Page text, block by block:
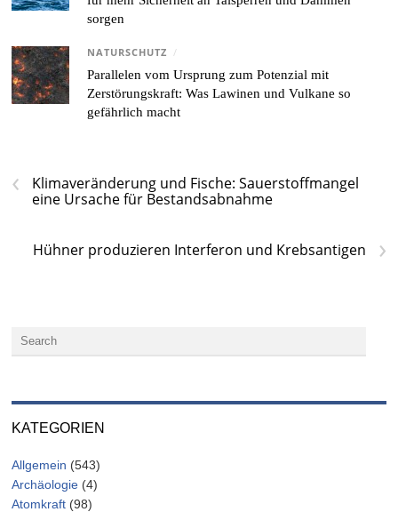
sorgen
NATURSCHUTZ /
Parallelen vom Ursprung zum Potenzial mit
Zerstörungskraft: Was Lawinen und Vulkane so
gefährlich macht
‹
Klimaveränderung und Fische: Sauerstoffmangel
eine Ursache für Bestandsabnahme
›
Hühner produzieren Interferon und Krebsantigen
KATEGORIEN
Allgemein (543)
Archäologie (4)
Atomkraft (98)